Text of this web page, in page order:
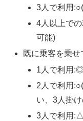
3人で利用
4人以上で
可能)
既に乗客を乗
1人で利用
2人で利用
い、3人掛
3人で利用